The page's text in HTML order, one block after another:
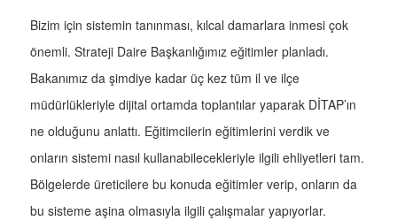
Bizim için sistemin tanınması, kılcal damarlara inmesi çok
önemli. Strateji Daire Başkanlığımız eğitimler planladı.
Bakanımız da şimdiye kadar üç kez tüm il ve ilçe
müdürlükleriyle dijital ortamda toplantılar yaparak DİTAP’ın
ne olduğunu anlattı. Eğitimcilerin eğitimlerini verdik ve
onların sistemi nasıl kullanabilecekleriyle ilgili ehliyetleri tam.
Bölgelerde üreticilere bu konuda eğitimler verip, onların da
bu sisteme aşina olmasıyla ilgili çalışmalar yapıyorlar.